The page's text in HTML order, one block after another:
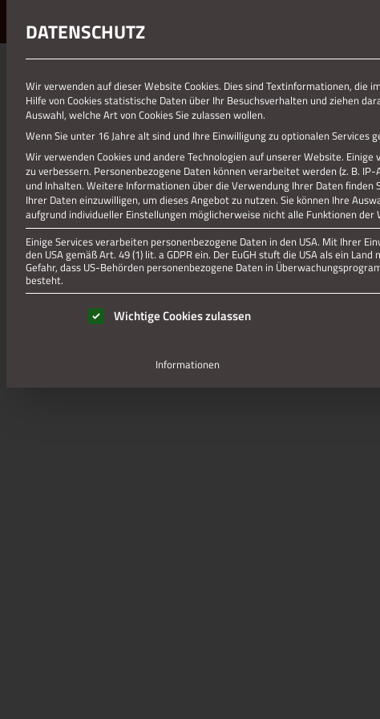
DATENSCHUTZ
Wir verwenden auf dieser Website Cookies. Dies sind Textinformationen,
Hilfe von Cookies statistische Daten über Ihr Besuchsverhalten und ziehen
Auswahl, welche Art von Cookies Sie zulassen wollen.
Wenn Sie unter 16 Jahre alt sind und Ihre Einwilligung zu optionalen
Wir verwenden Cookies und andere Technologien auf unserer Website.
zu verbessern. Personenbezogene Daten können verarbeitet werden (z. B.
und Inhalten. Weitere Informationen über die Verwendung Ihrer Daten finden
Ihrer Daten einzuwilligen, um dieses Angebot zu nutzen. Sie können Ihre
aufgrund individueller Einstellungen möglicherweise nicht alle Funktionen der
Einige Services verarbeiten personenbezogene Daten in den USA. Mit Ihrer
den USA gemäß Art. 49 (1) lit. a GDPR ein. Der EuGH stuft die USA als ein
Gefahr, dass US-Behörden personenbezogene Daten in
besteht.
Es folgt eine Liste der Service-Gruppen, für die eine
Wichtige Cookies zulassen
Informationen